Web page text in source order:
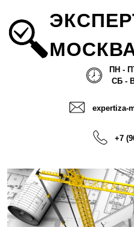
ПН -
СБ -
expertiza-
+7